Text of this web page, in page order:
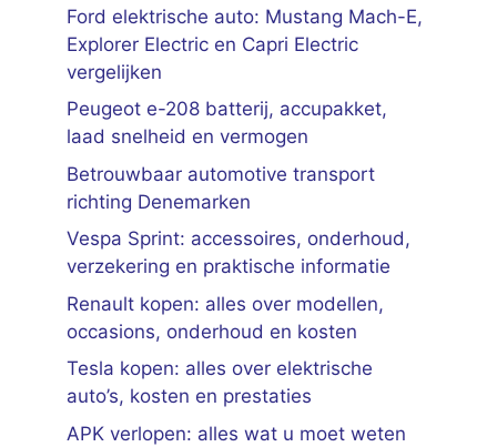
Ford elektrische auto: Mustang Mach-E,
Explorer Electric en Capri Electric
vergelijken
Peugeot e-208 batterij, accupakket,
laad snelheid en vermogen
Betrouwbaar automotive transport
richting Denemarken
Vespa Sprint: accessoires, onderhoud,
verzekering en praktische informatie
Renault kopen: alles over modellen,
occasions, onderhoud en kosten
Tesla kopen: alles over elektrische
auto’s, kosten en prestaties
APK verlopen: alles wat u moet weten